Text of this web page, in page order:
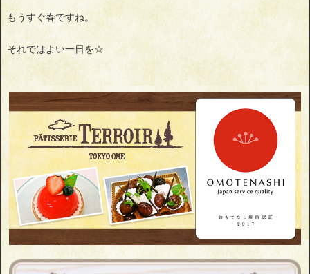
もうすぐ春ですね。
それではよい一日を☆